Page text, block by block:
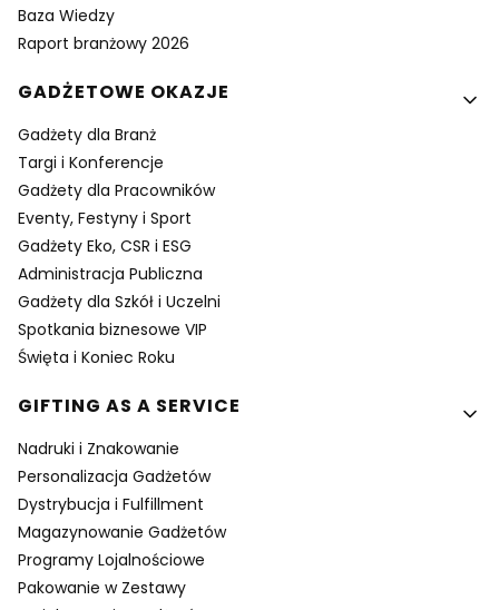
Baza Wiedzy
Raport branżowy 2026
GADŻETOWE OKAZJE
Gadżety dla Branż
Targi i Konferencje
Gadżety dla Pracowników
Eventy, Festyny i Sport
Gadżety Eko, CSR i ESG
Administracja Publiczna
Gadżety dla Szkół i Uczelni
Spotkania biznesowe VIP
Święta i Koniec Roku
GIFTING AS A SERVICE
Nadruki i Znakowanie
Personalizacja Gadżetów
Dystrybucja i Fulfillment
Magazynowanie Gadżetów
Programy Lojalnościowe
Pakowanie w Zestawy